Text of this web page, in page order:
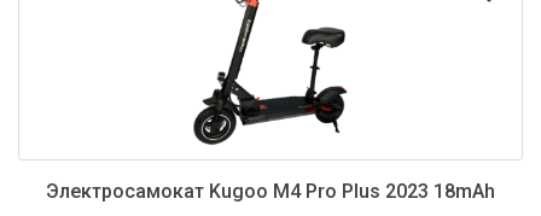
Электросамокат Kugoo M4 Pro Plus 2023 18mAh